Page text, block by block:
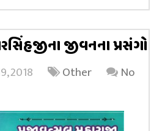
જીવનના પ્રસંગો
2018 Other
No